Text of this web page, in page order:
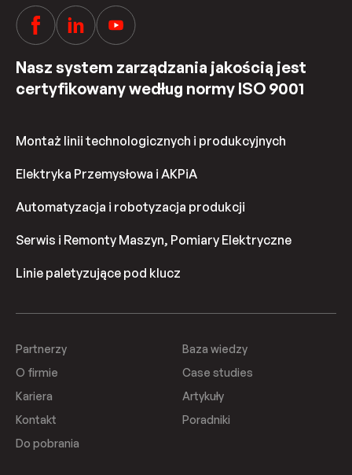
Nasz system zarządzania jakością jest
certyfikowany według normy ISO 9001
Montaż linii technologicznych i produkcyjnych
Elektryka Przemysłowa i AKPiA
Automatyzacja i robotyzacja produkcji
Serwis i Remonty Maszyn, Pomiary Elektryczne
Linie paletyzujące pod klucz
Partnerzy
O firmie
Kariera
Kontakt
Do pobrania
Baza wiedzy
Case studies
Artykuły
Poradniki